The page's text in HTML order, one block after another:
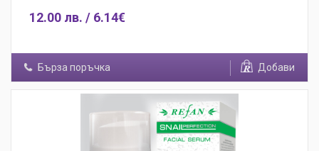
12.00 лв. / 6.14€
Бърза поръчка Добави